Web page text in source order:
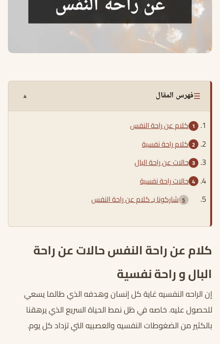
☰فهرس المقال ▲
كلام عن راحة النفس
كلام راحة نفسية
حالات عن راحة البال
حالات راحة نفسية
شاركونا بـ كلام عن راحة النفس
كلام عن راحة النفس حالات عن راحة
البال و راحة نفسية
إن الراحه النفسيه غاية كل إنسان وهدفه الذي طالما يسعي
للحصول عليه. خاصه في ظل نمط الحياة السريع الذي يرهقنا
بالكثير من الضغوطات النفسيه والعصبيه التي تزداد كل يوم.